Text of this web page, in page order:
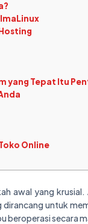
yang Tepat Itu
Online
awal yang
dirancang untuk
beroperasi secara